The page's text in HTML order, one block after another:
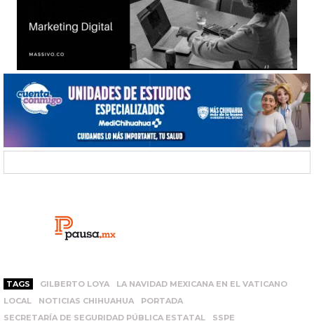
TAGS GILBERTO LOYA
LA NAVIDAD MEXICANA EN EL VATICANO
LOCAL
NOTICIAS CHIHUAHUA
PORTADA
SECRETARÍA DE SEGURIDAD PÚBLICA ESTATAL
SSPE